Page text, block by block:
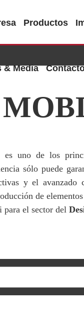
Productos
& Media
es uno de los
sólo puede
y el
de
para el sector del